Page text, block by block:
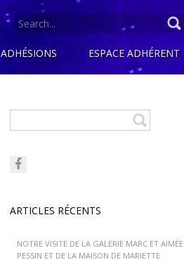
SEARCH
ADHÉSIONS ESPACE ADHÉRENT
ARTICLES RÉCENTS
NOTRE VISITE DE LA GALERIE MARC ET AIMÉE
PESSIN ET DE LA MAISON DE MARIETTE